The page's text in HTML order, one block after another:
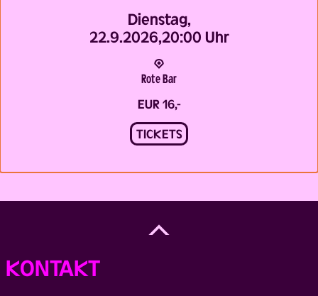
Dienstag,
22.9.2026, 20:00 Uhr
Rote Bar
EUR 16,-
TICKETS
Back
to
KONTAKT